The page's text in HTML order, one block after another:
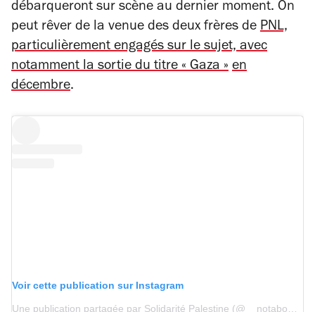
débarqueront sur scène au dernier moment. On
peut rêver de la venue des deux frères de PNL,
particulièrement engagés sur le sujet, avec
notamment la sortie du titre « Gaza » en
décembre.
Voir cette publication sur Instagram
Une publication partagée par Solidarité Palestine (@__notaboutus)